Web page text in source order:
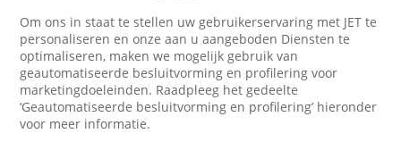
Om ons in staat te stellen uw gebruikerservaring met JET te
personaliseren en onze aan u aangeboden Diensten te
optimaliseren, maken we mogelijk gebruik van
geautomatiseerde besluitvorming en profilering voor
marketingdoeleinden. Raadpleeg het gedeelte
‘Geautomatiseerde besluitvorming en profilering’ hieronder
voor meer informatie.